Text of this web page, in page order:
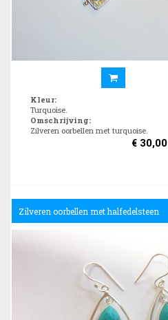
Kleur:
Turquoise.
Omschrijving:
Zilveren oorbellen met turquoise.
€ 30,00
Zilveren oorbellen met halfedelsteen